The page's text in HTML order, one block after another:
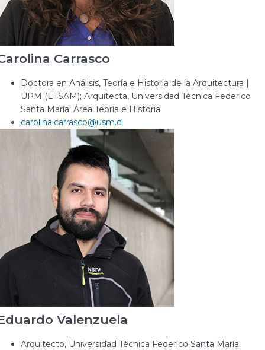
Carrasco
Doctora en Análisis, Teoría e Historia de la Arquitectura |
UPM (ETSAM); Arquitecta, Universidad Técnica Federico
Santa María; Área Teoría e Historia
carolina.carrasco@usm.cl
Valenzuela
Arquitecto, Universidad Técnica Federico Santa María.